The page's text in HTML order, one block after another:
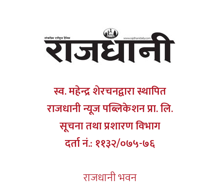
स्व. महेन्द्र शेरचनद्वारा स्थापित
राजधानी न्यूज पब्लिकेशन प्रा. लि.
सूचना तथा प्रशारण विभाग
दर्ता नं.: ११३२/०७५-७६
राजधानी भवन